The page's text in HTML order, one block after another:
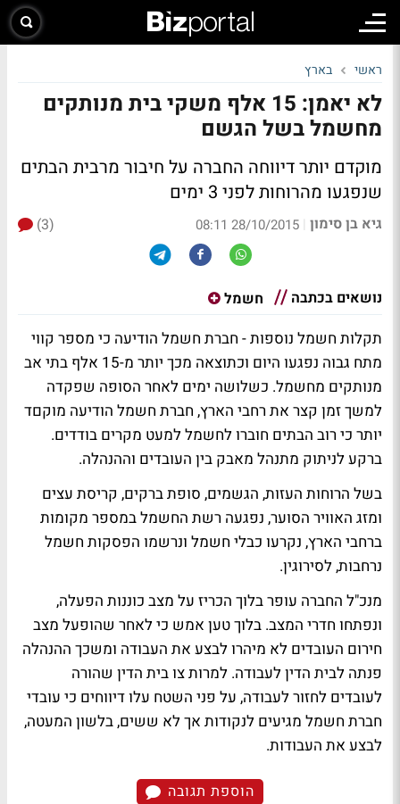
ראשי בארץ
לא יאמן: 15 אלף משקי בית מנותקים
מחשמל בשל הגשם
מוקדם יותר דיווחה החברה על חיבור מרבית הבתים
שנפגעו מהרוחות לפני 3 ימים
גיא בן סימון |
28/10/2015 08:11
(3)
נושאים בכתבה חשמל
תקלות חשמל נוספות - חברת חשמל הודיעה כי מספר קווי
מתח גבוה נפגעו היום וכתוצאה מכך יותר מ-15 אלף בתי אב
מנותקים מחשמל. כשלושה ימים לאחר הסופה שפקדה
למשך זמן קצר את רחבי הארץ, חברת חשמל הודיעה מוקםד
יותר כי רוב הבתים חוברו לחשמל למעט מקרים בודדים.
ברקע לניתוק מתנהל מאבק בין העובדים וההנהלה.
בשל הרוחות העזות, הגשמים, סופת ברקים, קריסת עצים
ומזג האוויר הסוער, נפגעה רשת החשמל במספר מקומות
ברחבי הארץ, נקרעו כבלי חשמל ונרשמו הפסקות חשמל
נרחבות, לסירוגין.
מנכ"ל החברה עופר בלוך הכריז על מצב כוננות הפעלה,
ונפתחו חדרי המצב. בלוך טען אמש כי לאחר שהופעל מצב
חירום העובדים לא מיהרו לבצע את העבודה ומשכך ההנהלה
פנתה לבית הדין לעבודה. למרות צו בית הדין שהורה
לעובדים לחזור לעבודה, על פני השטח עלו דיווחים כי עובדי
חברת חשמל מגיעים לנקודות אך לא ששים, בלשון המעטה,
לבצע את העבודות.
הוספת תגובה